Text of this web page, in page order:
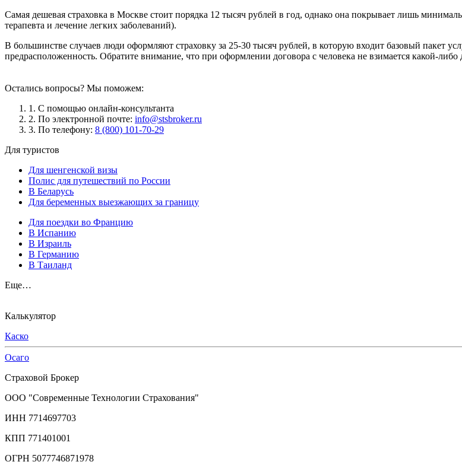
Самая дешевая страховка в Москве стоит порядка 12 тысяч рублей в год, однако она покрывает лишь
терапевта и лечение легких заболеваний).
В большинстве случаев люди оформляют страховку за 25-30 тысяч рублей, в которую входит базовый пакет
предрасположенность. Обратите внимание, что при оформлении договора с человека не взимается какой-
Остались вопросы? Мы поможем:
1. С помощью онлайн-консультанта
2. По электронной почте: info@stsbroker.ru
3. По телефону: 8 (800) 101-70-29
Для туристов
Для шенгенской визы
Полис для путешествий по России
В Беларусь
Для беременных выезжающих за границу
Для поездки во Францию
В Испанию
В Израиль
В Германию
В Таиланд
Еще…
Калькулятор
Каско
Осаго
Страховой Брокер
ООО "Современные Технологии Страхования"
ИНН 7714697703
КПП 771401001
ОГРН 5077746871978